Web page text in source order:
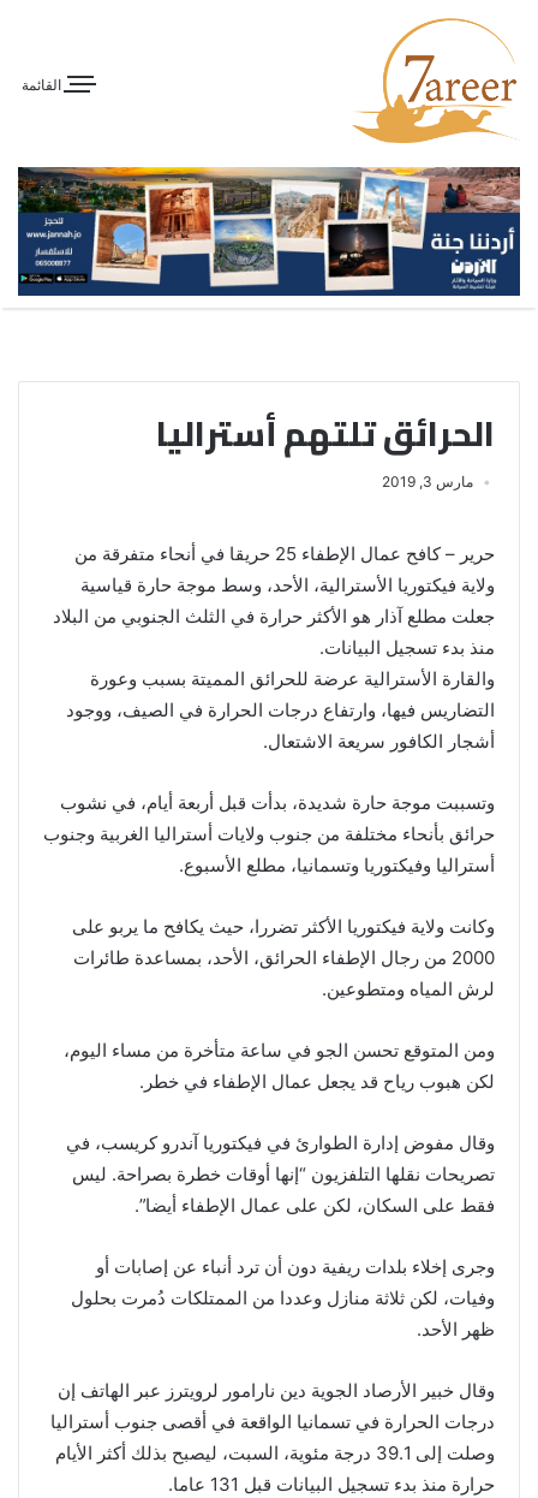
القائمة
الحرائق تلتهم أستراليا
مارس 3, 2019
حرير – كافح عمال الإطفاء 25 حريقا في أنحاء متفرقة من
ولاية فيكتوريا الأسترالية، الأحد، وسط موجة حارة قياسية
جعلت مطلع آذار هو الأكثر حرارة في الثلث الجنوبي من البلاد
منذ بدء تسجيل البيانات.
والقارة الأسترالية عرضة للحرائق المميتة بسبب وعورة
التضاريس فيها، وارتفاع درجات الحرارة في الصيف، ووجود
أشجار الكافور سريعة الاشتعال.
وتسببت موجة حارة شديدة، بدأت قبل أربعة أيام، في نشوب
حرائق بأنحاء مختلفة من جنوب ولايات أستراليا الغربية وجنوب
أستراليا وفيكتوريا وتسمانيا، مطلع الأسبوع.
وكانت ولاية فيكتوريا الأكثر تضررا، حيث يكافح ما يربو على
2000 من رجال الإطفاء الحرائق، الأحد، بمساعدة طائرات
لرش المياه ومتطوعين.
ومن المتوقع تحسن الجو في ساعة متأخرة من مساء اليوم،
لكن هبوب رياح قد يجعل عمال الإطفاء في خطر.
وقال مفوض إدارة الطوارئ في فيكتوريا آندرو كريسب، في
تصريحات نقلها التلفزيون “إنها أوقات خطرة بصراحة. ليس
فقط على السكان، لكن على عمال الإطفاء أيضا”.
وجرى إخلاء بلدات ريفية دون أن ترد أنباء عن إصابات أو
وفيات، لكن ثلاثة منازل وعددا من الممتلكات دُمرت بحلول
ظهر الأحد.
وقال خبير الأرصاد الجوية دين نارامور لرويترز عبر الهاتف إن
درجات الحرارة في تسمانيا الواقعة في أقصى جنوب أستراليا
وصلت إلى 39.1 درجة مئوية، السبت، ليصبح بذلك أكثر الأيام
حرارة منذ بدء تسجيل البيانات قبل 131 عاما.